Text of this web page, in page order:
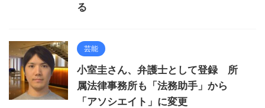
る
芸能
小室圭さん、弁護士として登録 所
属法律事務所も「法務助手」から
「アソシエイト」に変更